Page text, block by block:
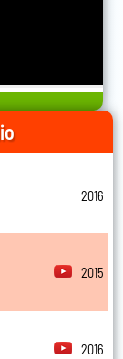
2016
2015
2016